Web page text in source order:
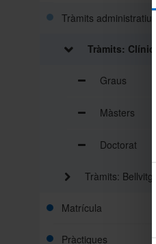
Tràmits administratius
Tràmits: Clínic
Graus
Màsters
Doctorat
Tràmits: Bellvitge
Matrícula
Pràctiques